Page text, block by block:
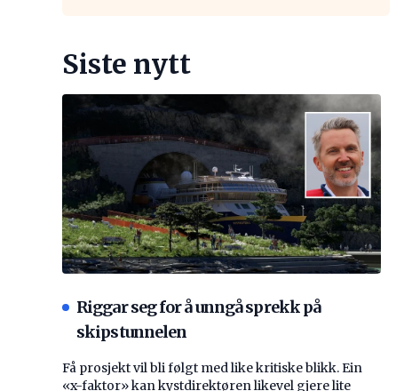
Siste nytt
Riggar seg for å unngå sprekk på
skipstunnelen
Få prosjekt vil bli følgt med like kritiske blikk. Ein
«x-faktor» kan kystdirektøren likevel gjere lite